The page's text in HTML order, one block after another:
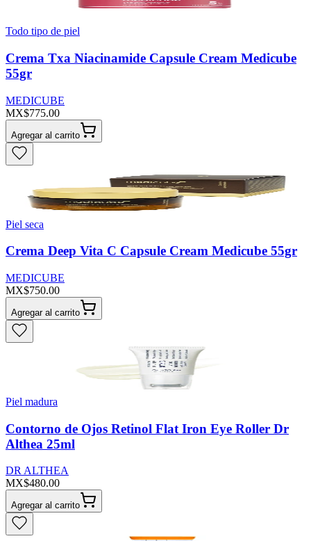
Todo tipo de piel
Crema Txa Niacinamide Capsule Cream Medicube
55gr
MEDICUBE
MX$775.00
Agregar al carrito
Piel seca
Crema Deep Vita C Capsule Cream Medicube 55gr
MEDICUBE
MX$750.00
Agregar al carrito
Piel madura
Contorno de Ojos Retinol Flat Iron Eye Roller Dr
Althea 25ml
DR ALTHEA
MX$480.00
Agregar al carrito